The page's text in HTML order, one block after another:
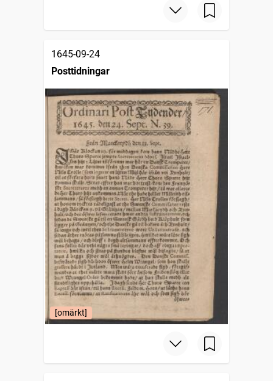
1645-09-24
Posttidningar
[omärkt]